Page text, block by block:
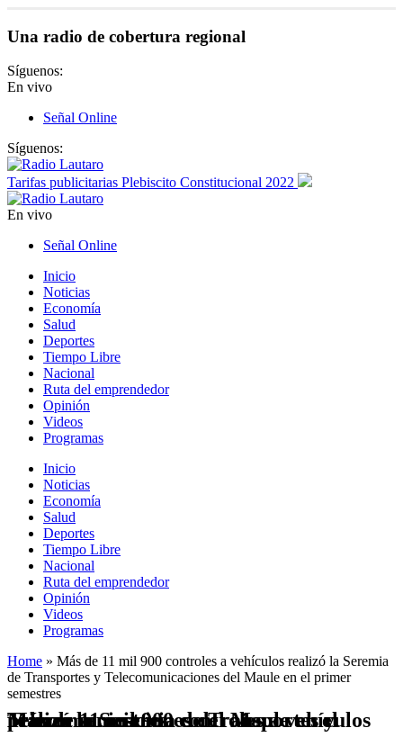
Una radio de cobertura regional
Síguenos:
En vivo
Señal Online
Síguenos:
Tarifas publicitarias Plebiscito Constitucional 2022
En vivo
Señal Online
Inicio
Noticias
Economía
Salud
Deportes
Tiempo Libre
Nacional
Ruta del emprendedor
Opinión
Videos
Programas
Inicio
Noticias
Economía
Salud
Deportes
Tiempo Libre
Nacional
Ruta del emprendedor
Opinión
Videos
Programas
Home » Más de 11 mil 900 controles a vehículos realizó la Seremia
de Transportes y Telecomunicaciones del Maule en el primer
semestres
Más de 11 mil 900 controles a vehículos realizó la Seremia de Transportes y Telecomunicaciones del Maule en el primer semestres